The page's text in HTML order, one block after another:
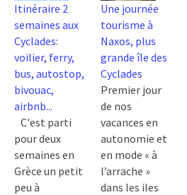
Itinéraire 2
semaines aux
Cyclades:
voilier, ferry,
bus, autostop,
bivouac,
airbnb...
C'est parti
pour deux
semaines en
Grèce un petit
peu à
Une journée
tourisme à
Naxos, plus
grande île des
Cyclades
Premier jour
de nos
vacances en
autonomie et
en mode « à
l’arrache »
dans les iles